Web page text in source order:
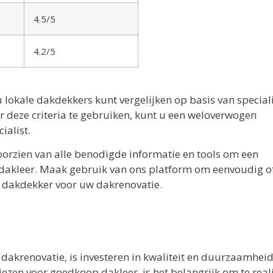
4.5/5
4.2/5
dakdekkers kunt vergelijken op basis van
criteria te gebruiken, kunt u een weloverwogen
van alle benodigde informatie en tools om een
Maak gebruik van ons platform om eenvoudig
voor uw dakrenovatie.
is investeren in kwaliteit en